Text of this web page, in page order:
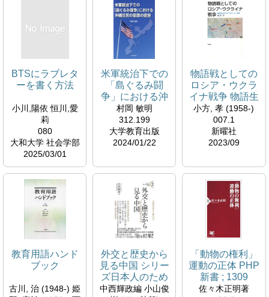
BTSにラブレタ
ーを書く方法
小川,陽依 恒川,愛
莉
080
大和大学 社会学部
2025/03/01
米軍統治下での
「島ぐるみ闘
争」における沖
縄住民の意識の
変容
村岡 敏明
312.199
大学教育出版
2024/01/22
物語戦としての
ロシア・ウクラ
イナ戦争 物語生
成のポストナラ
トロジーの一展
開
小方, 孝 (1958-)
007.1
新曜社
2023/09
教育用語ハンド
ブック
古川, 治 (1948-) 姫
外交と歴史から
見る中国 シリー
ズ日本人のため
の文明学 ; 2
中西輝政編 小山俊
「動物の権利」
運動の正体 PHP
新書 ; 1309
佐々木正明著